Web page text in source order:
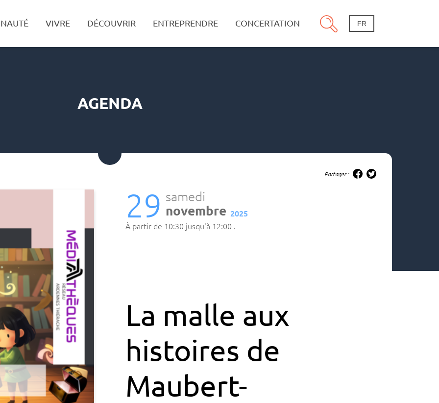
VIVRE DÉCOUVRIR ENTREPRENDRE CONCERTATION
Recherche FR
AGENDA
Partager :
La malle aux
histoires de
Maubert-
samedi
29 novembre 2025
à partir de 10:30 jusqu'à 12:00 .